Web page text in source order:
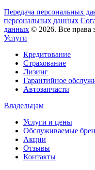
Передача персональных
персональных данных
данных © 2026. Все
Услуги
Кредитование
Страхование
Лизинг
Гарантийное
Автозапчасти
Владельцам
Услуги и цены
Обслуживаемые
Акции
Отзывы
Контакты